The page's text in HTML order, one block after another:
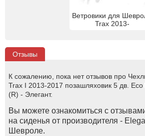
Ветровики для
Trax 2013-
Отзывы
К сожалению, пока нет отзывов про
Trax I 2013-2017 позашляховик 5 дв.
(R) - Элегант.
Вы можете ознакомиться с
на сиденья от производителя -
Шевроле.